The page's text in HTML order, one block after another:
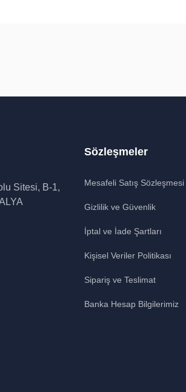
Sitesi, B-1,
Sözleşmeler
Mesafeli Satış Sözleşmesi
Gizlilik ve Güvenlik
İptal ve İade Şartları
Kişisel Veriler Politikası
Sipariş ve Teslimat
Banka Hesap Bilgilerimiz